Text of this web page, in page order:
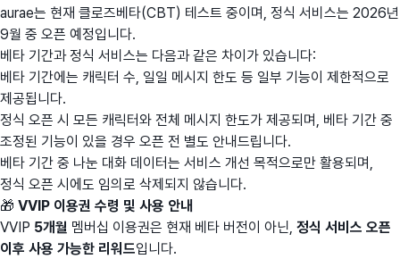
aurae는 현재 클로즈베타(CBT) 테스트 중이며, 정식 서비스는 2026년
9월 중 오픈 예정입니다.
베타 기간과 정식 서비스는 다음과 같은 차이가 있습니다:
베타 기간에는 캐릭터 수, 일일 메시지 한도 등 일부 기능이 제한적으로
제공됩니다.
정식 오픈 시 모든 캐릭터와 전체 메시지 한도가 제공되며, 베타 기간 중
조정된 기능이 있을 경우 오픈 전 별도 안내드립니다.
베타 기간 중 나눈 대화 데이터는 서비스 개선 목적으로만 활용되며,
정식 오픈 시에도 임의로 삭제되지 않습니다.
🎁 VVIP 이용권 수령 및 사용 안내
VVIP 5개월 멤버십 이용권은 현재 베타 버전이 아닌, 정식 서비스 오픈
이후 사용 가능한 리워드입니다.